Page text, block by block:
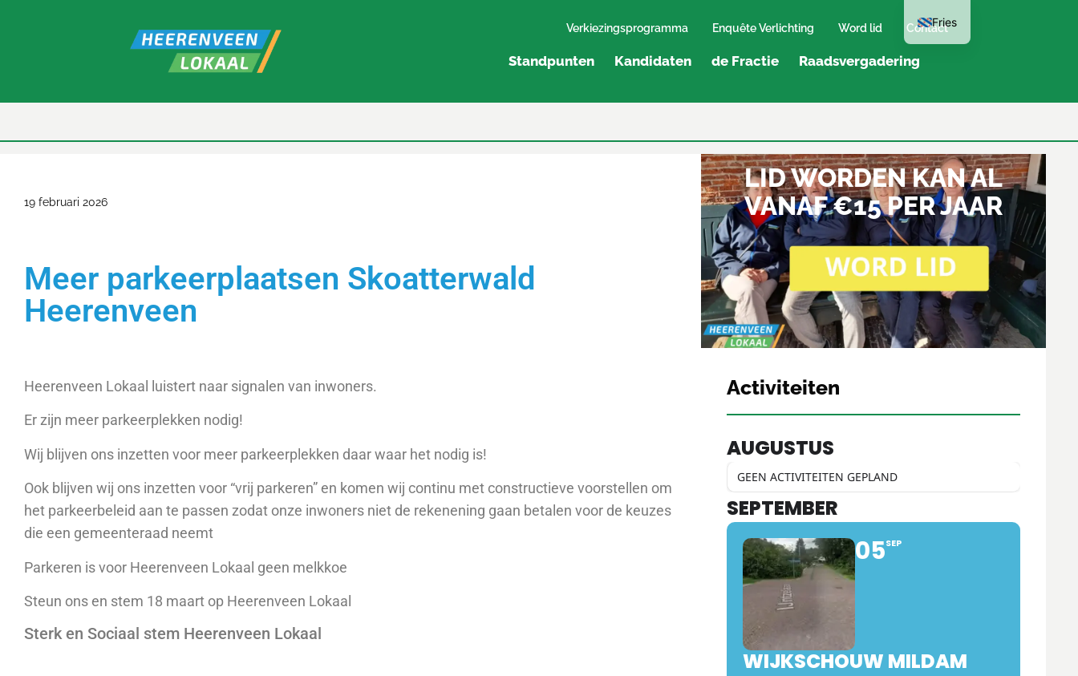
Verkiezingsprogramma Enquête Verlichting Word lid Contact
Standpunten Kandidaten de Fractie Raadsvergadering
19 februari 2026
Meer parkeerplaatsen Skoatterwald
Heerenveen
Heerenveen Lokaal luistert naar signalen van inwoners.
Er zijn meer parkeerplekken nodig!
Wij blijven ons inzetten voor meer parkeerplekken daar waar het nodig is!
Ook blijven wij ons inzetten voor “vrij parkeren” en komen wij continu met constructieve voorstellen om
het parkeerbeleid aan te passen zodat onze inwoners niet de rekenening gaan betalen voor de keuzes
die een gemeenteraad neemt
Parkeren is voor Heerenveen Lokaal geen melkkoe
Steun ons en stem 18 maart op Heerenveen Lokaal
Sterk en Sociaal stem Heerenveen Lokaal
LID WORDEN KAN AL
VANAF €15 PER JAAR
Activiteiten
AUGUSTUS
GEEN ACTIVITEITEN GEPLAND
SEPTEMBER
05SEP
WIJKSCHOUW MILDAM
Fries